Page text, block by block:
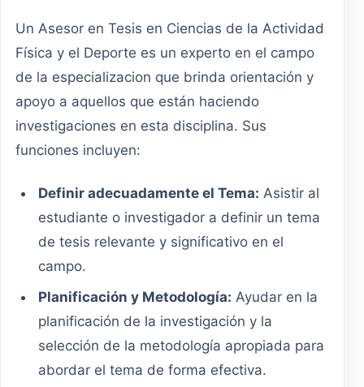
Un Asesor en Tesis en Ciencias de la Actividad
Física y el Deporte es un experto en el campo
de la especializacion que brinda orientación y
apoyo a aquellos que están haciendo
investigaciones en esta disciplina. Sus
funciones incluyen:
Definir adecuadamente el Tema: Asistir al
estudiante o investigador a definir un tema
de tesis relevante y significativo en el
campo.
Planificación y Metodología: Ayudar en la
planificación de la investigación y la
selección de la metodología apropiada para
abordar el tema de forma efectiva.